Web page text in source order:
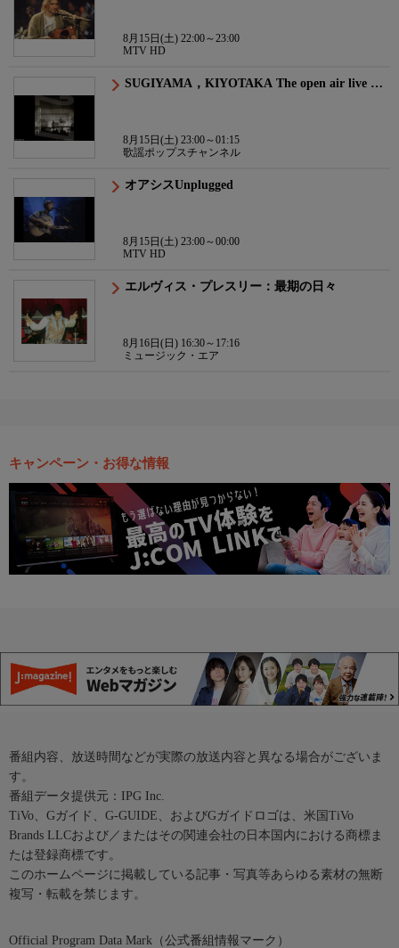
8月15日(土) 22:00～23:00
MTV HD
SUGIYAMA，KIYOTAKA The open air live …
8月15日(土) 23:00～01:15
歌謡ポップスチャンネル
オアシスUnplugged
8月15日(土) 23:00～00:00
MTV HD
エルヴィス・プレスリー：最期の日々
8月16日(日) 16:30～17:16
ミュージック・エア
キャンペーン・お得な情報
番組内容、放送時間などが実際の放送内容と異なる場合がございま
す。
番組データ提供元：IPG Inc.
TiVo、Gガイド、G-GUIDE、およびGガイドロゴは、米国TiVo
Brands LLCおよび／またはその関連会社の日本国内における商標ま
たは登録商標です。
このホームページに掲載している記事・写真等あらゆる素材の無断
複写・転載を禁じます。
Official Program Data Mark（公式番組情報マーク）